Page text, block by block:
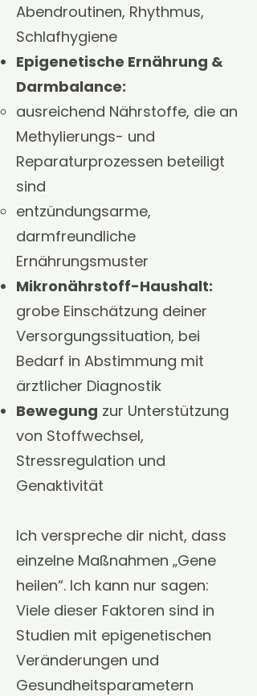
Abendroutinen, Rhythmus,
Schlafhygiene
Epigenetische Ernährung &
Darmbalance:
ausreichend Nährstoffe, die an
Methylierungs- und
Reparaturprozessen beteiligt
sind
entzündungsarme,
darmfreundliche
Ernährungsmuster
Mikronährstoff-Haushalt:
grobe Einschätzung deiner
Versorgungssituation, bei
Bedarf in Abstimmung mit
ärztlicher Diagnostik
Bewegung zur Unterstützung
von Stoffwechsel,
Stressregulation und
Genaktivität
Ich verspreche dir nicht, dass
einzelne Maßnahmen „Gene
heilen“. Ich kann nur sagen:
Viele dieser Faktoren sind in
Studien mit epigenetischen
Veränderungen und
Gesundheitsparametern